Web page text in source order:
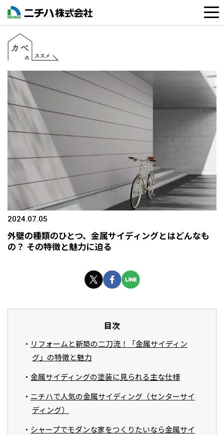
2024.07.05
外壁の種類のひとつ、金属サイディングとはどんなも
の？ その特徴と魅力に迫る
目次
リフォームと新築の二刀流！「金属サイディン
グ」の特徴と魅力
金属サイディングの塗装に見られる主な仕様
ニチハで人気の金属サイディング（センターサイ
ディング）
シャープでモダンな家をつくりたいなら金属サイ